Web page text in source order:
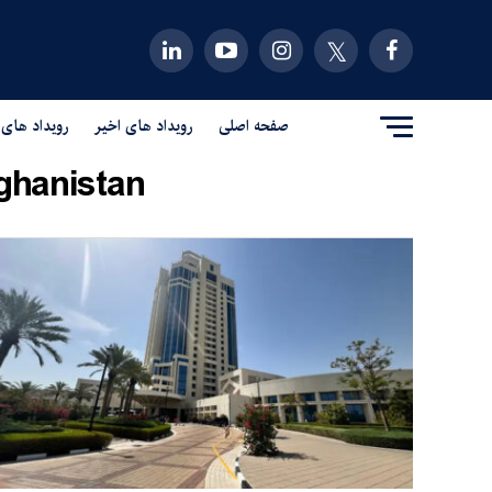
صفحه اصلی رویداد های اخیر رویداد